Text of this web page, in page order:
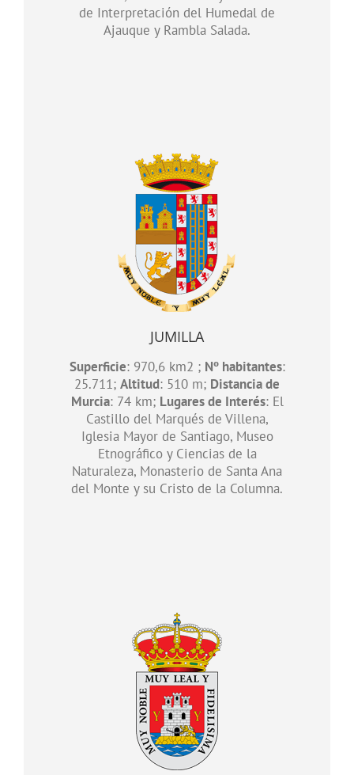
de Interpretación del Humedal de
Ajauque y Rambla Salada.
JUMILLA
Superficie: 970,6 km2 ; Nº habitantes:
25.711; Altitud: 510 m; Distancia de
Murcia: 74 km; Lugares de Interés: El
Castillo del Marqués de Villena,
Iglesia Mayor de Santiago, Museo
Etnográfico y Ciencias de la
Naturaleza, Monasterio de Santa Ana
del Monte y su Cristo de la Columna.